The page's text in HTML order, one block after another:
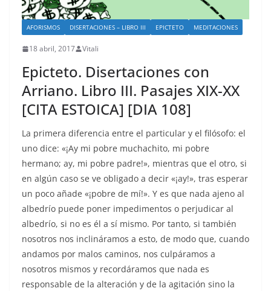
AFORISMOS DISERTACIONES – LIBRO III EPICTETO MEDITACIONES
18 abril, 2017 Vitali
Epicteto. Disertaciones con
Arriano. Libro III. Pasajes XIX-XX
[CITA ESTOICA] [DIA 108]
La primera diferencia entre el particular y el filósofo: el
uno dice: «¡Ay mi pobre muchachito, mi pobre
hermano; ay, mi pobre padre!», mientras que el otro, si
en algún caso se ve obligado a decir «¡ay!», tras esperar
un poco añade «¡pobre de mí!». Y es que nada ajeno al
albedrío puede poner impedimentos o perjudicar al
albedrío, si no es él a sí mismo. Por tanto, si también
nosotros nos inclináramos a esto, de modo que, cuando
andamos por malos caminos, nos culpáramos a
nosotros mismos y recordáramos que nada es
responsable de la alteración y de la agitación sino la